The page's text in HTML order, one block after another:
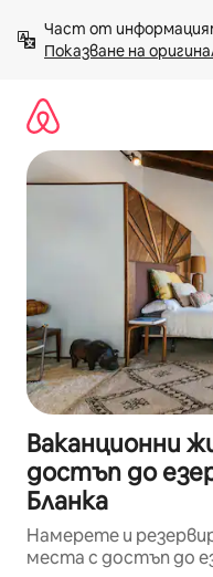
към
съдържанието
Показване на
Ваканционни
достъп до
Бланка
Намерете и
места с достъп до